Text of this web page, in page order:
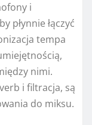
i
płynnie łączyć
tempa
nimi.
i filtracja, są
do miksu.